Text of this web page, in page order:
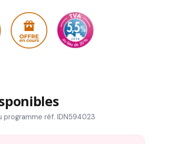
programme réf. IDN594023